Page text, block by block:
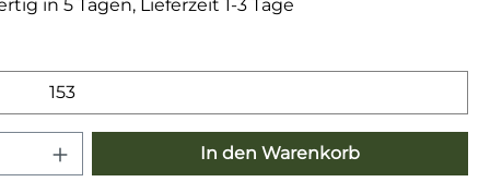
in 5 Tagen, Lieferzeit 1-3 Tage
153
Anzahl: Gib den gewünschten
In den Warenkorb